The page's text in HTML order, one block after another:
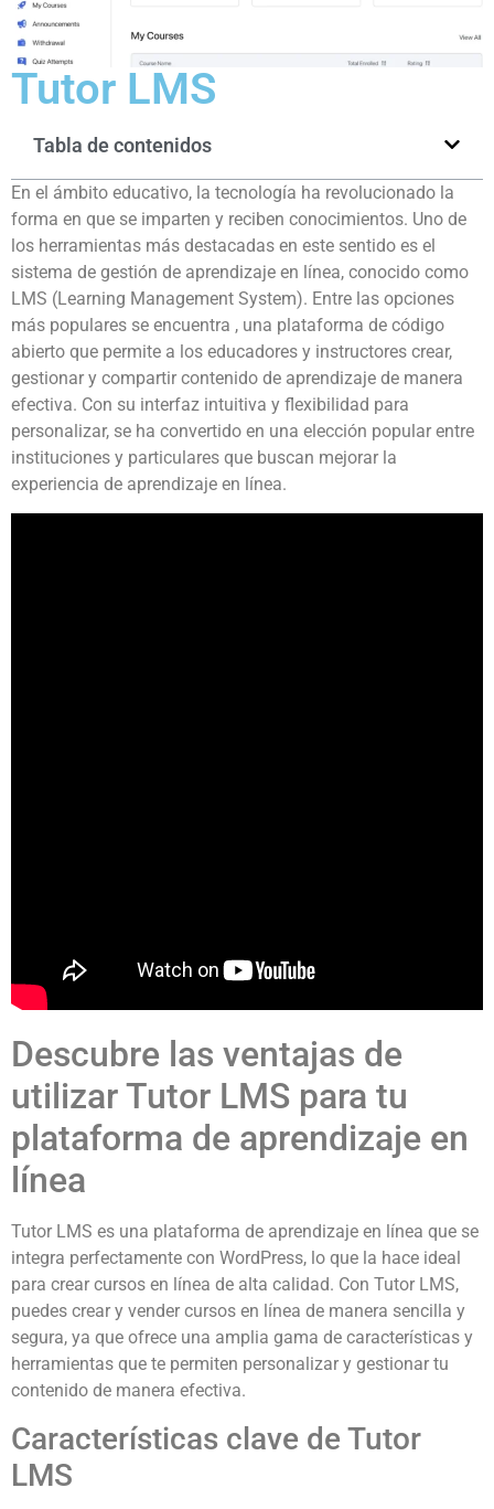
Tutor LMS
Tabla de contenidos
En el ámbito educativo, la tecnología ha revolucionado la
forma en que se imparten y reciben conocimientos. Uno de
los herramientas más destacadas en este sentido es el
sistema de gestión de aprendizaje en línea, conocido como
LMS (Learning Management System). Entre las opciones
más populares se encuentra , una plataforma de código
abierto que permite a los educadores y instructores crear,
gestionar y compartir contenido de aprendizaje de manera
efectiva. Con su interfaz intuitiva y flexibilidad para
personalizar, se ha convertido en una elección popular entre
instituciones y particulares que buscan mejorar la
experiencia de aprendizaje en línea.
Descubre las ventajas de
utilizar Tutor LMS para tu
plataforma de aprendizaje en
línea
Tutor LMS es una plataforma de aprendizaje en línea que se
integra perfectamente con WordPress, lo que la hace ideal
para crear cursos en línea de alta calidad. Con Tutor LMS,
puedes crear y vender cursos en línea de manera sencilla y
segura, ya que ofrece una amplia gama de características y
herramientas que te permiten personalizar y gestionar tu
contenido de manera efectiva.
Características clave de Tutor
LMS